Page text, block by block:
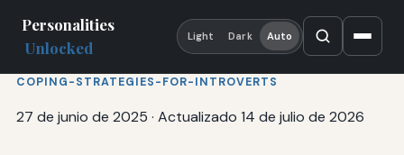
Personalities
Unlocked
Light Dark Auto
COPING-STRATEGIES-FOR-INTROVERTS
27 de junio de 2025 · Actualizado 14 de julio de 2026